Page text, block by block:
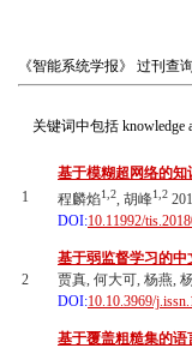
《智能系统学报》 过刊查
关键词中包括 knowledge
1
基于模糊超网络的知
程麟焰1,2, 胡峰1,2
DOI:10.11992/
2
基于弱监督学习的
贾真, 何大可, 杨燕,
DOI:10.10.3969/
基于覆盖粗糙集的语